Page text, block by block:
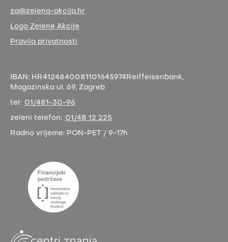
za@zelena-akcija.hr
Logo Zelene Akcije
Pravila privatnosti
IBAN: HR4124840081101645974 Reiffeisenbank,
Magazinska ul. 69, Zagreb
tel: 01/481-30-96
zeleni telefon: 01/48 12 225
Radno vrijeme: PON-PET / 9-17h